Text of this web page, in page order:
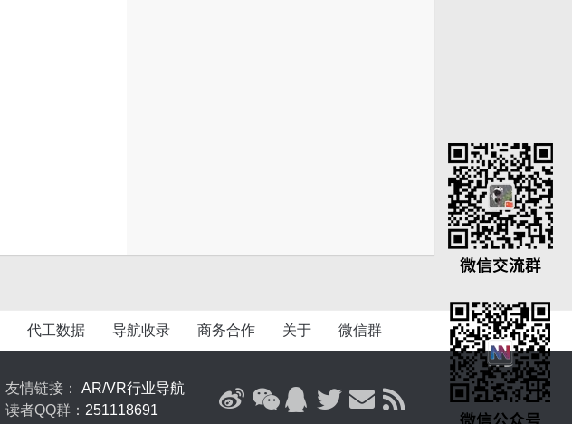
代工数据 导航收录 商务合作 关于 微信群
友情链接： AR/VR行业导航
读者QQ群： 251118691